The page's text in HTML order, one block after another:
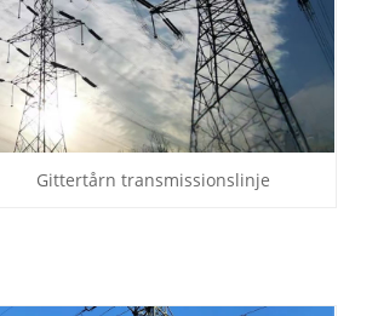
Gittertårn transmissionslinje